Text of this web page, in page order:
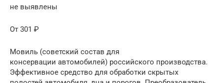
не выявлены
От 301 ₽
Мовиль (советский состав для
консервации автомобилей) российского производства.
Эффективное средство для обработки скрытых